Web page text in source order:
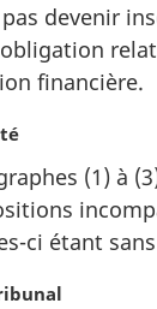
devenir
financière.
(1) à
ci étant